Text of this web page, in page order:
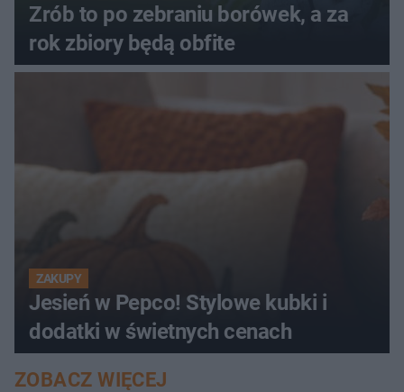
Zrób to po zebraniu borówek, a za
rok zbiory będą obfite
ZAKUPY
Jesień w Pepco! Stylowe kubki i
dodatki w świetnych cenach
ZOBACZ WIĘCEJ